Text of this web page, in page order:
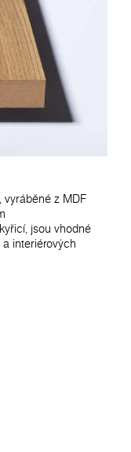
vyráběné z MDF
jsou vhodné
interiérových